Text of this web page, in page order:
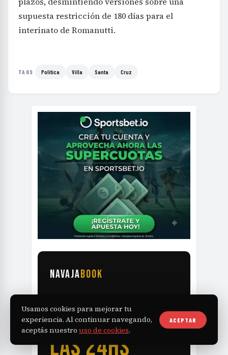
supuesta restricción de 180 días para el
interinato de Romanutti.
TAGS Política Villa Santa Cruz
NAVAJABOOK
TU BARBERÍA
RECIBE TURNOS
LAS 24HS
Usamos cookies para mejorar tu
experiencia. Al continuar navegando,
aceptás nuestro uso de cookies.
ACEPTAR